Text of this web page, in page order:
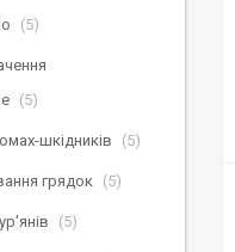
5
5
шкідників 5
грядок 5
5